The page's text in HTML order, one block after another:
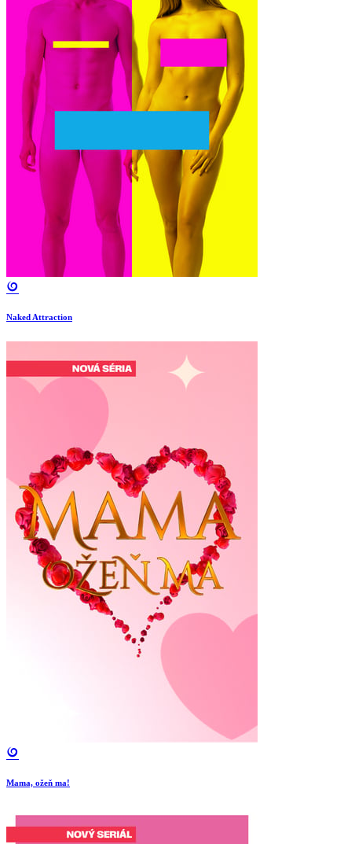
Naked Attraction
Mama, ožeň ma!